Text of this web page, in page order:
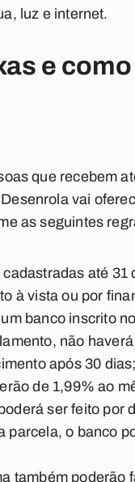
luz e internet.
e
que recebem
vai
as seguintes
até 31
à vista ou por
banco inscrito
não
após 30 dias;
de 1,99% ao
ser feito por
parcela, o banco
também poderão